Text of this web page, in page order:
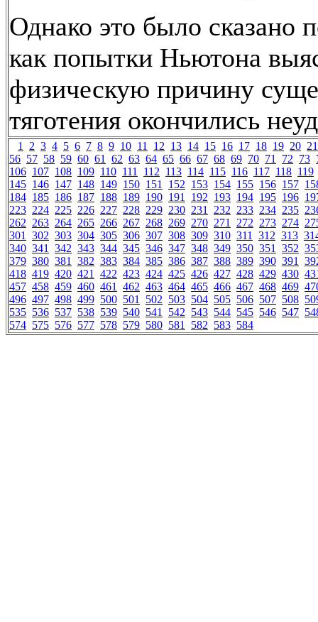
Однако это было сказано
как попытки Ньютона
физическую причину
тяготения окончились
1 2 3 4 5 6 7 8 9 10 11 12 13 14 15 16 17 18 19 20 21
56 57 58 59 60 61 62 63 64 65 66 67 68 69 70 71 72 73
106 107 108 109 110 111 112 113 114 115 116 117 118 119
145 146 147 148 149 150 151 152 153 154 155 156 157
184 185 186 187 188 189 190 191 192 193 194 195 196
223 224 225 226 227 228 229 230 231 232 233 234 235
262 263 264 265 266 267 268 269 270 271 272 273 274
301 302 303 304 305 306 307 308 309 310 311 312 313
340 341 342 343 344 345 346 347 348 349 350 351 352
379 380 381 382 383 384 385 386 387 388 389 390 391
418 419 420 421 422 423 424 425 426 427 428 429 430
457 458 459 460 461 462 463 464 465 466 467 468 469
496 497 498 499 500 501 502 503 504 505 506 507 508
535 536 537 538 539 540 541 542 543 544 545 546 547
574 575 576 577 578 579 580 581 582 583 584